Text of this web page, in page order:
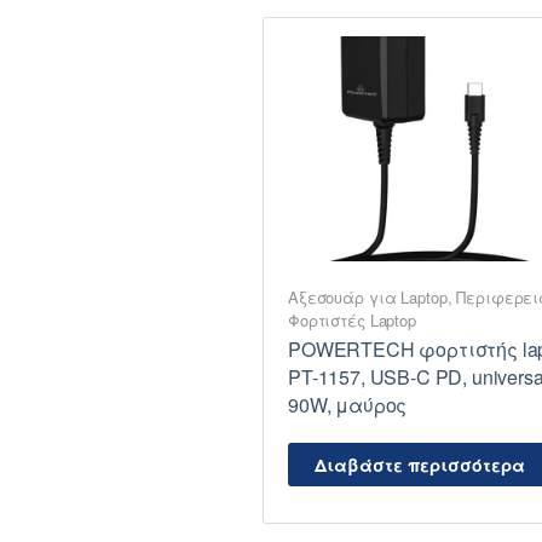
Αξεσουάρ για Laptop,
Φορτιστές Laptop
POWERTECH φορτιστής
PT-1157, USB-C PD,
90W, μαύρος
Διαβάστε περισσότερα